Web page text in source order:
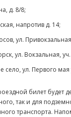
д. 8/8;
напротив д. 14;
ул.
ул. Вокзальная,
село, ул. Первого
билет будет
так и для
транспорта.